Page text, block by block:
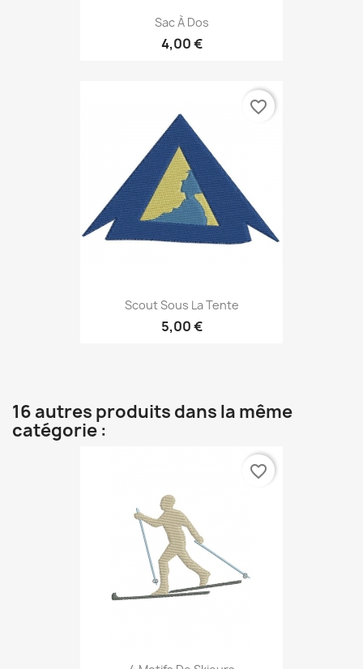
Sac À Dos
4,00 €
Scout Sous La Tente
5,00 €
favorite_border
16 autres produits dans la même
catégorie :
favorite_border